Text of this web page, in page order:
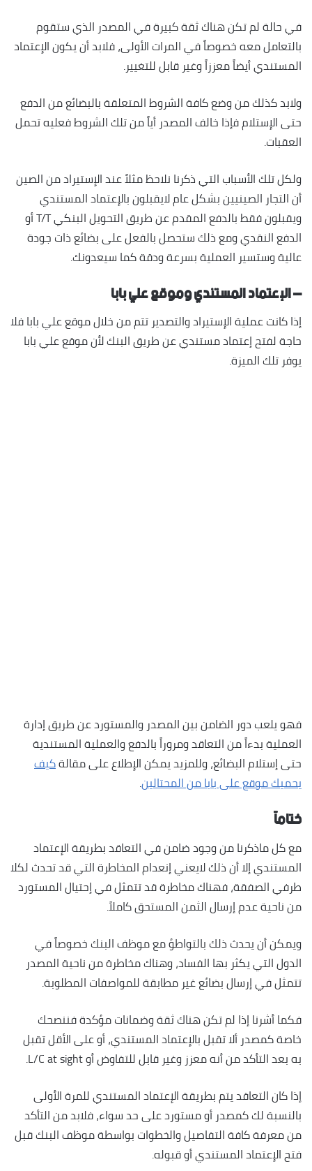
في حالة لم تكن هناك ثقة كبيرة في المصدر الذي ستقوم
بالتعامل معه خصوصاً في المرات الأولى، فلابد أن يكون الإعتماد
المستندي أيضاً معززاً وغير قابل للتغيير.
ولابد كذلك من وضع كافة الشروط المتعلقة بالبضائع من الدفع
حتى الإستلام فإذا خالف المصدر أياً من تلك الشروط فعليه تحمل
العقبات.
ولكل تلك الأسباب التي ذكرنا نلاحظ مثلاً عند الإستيراد من الصين
أن التجار الصينيين بشكل عام لايقبلون بالإعتماد المستندي
ويقبلون فقط بالدفع المقدم عن طريق التحويل البنكي T/T أو
الدفع النقدي ومع ذلك ستحصل بالفعل على بضائع ذات جودة
عالية وستسير العملية بسرعة ودقة كما سيعدونك.
– الإعتماد المستندي وموقع علي بابا
إذا كانت عملية الإستيراد والتصدير تتم من خلال موقع علي بابا فلا
حاجة لفتح إعتماد مستندي عن طريق البنك لأن موقع علي بابا
يوفر تلك الميزة.
فهو يلعب دور الضامن بين المصدر والمستورد عن طريق إدارة
العملية بدءاً من التعاقد ومروراً بالدفع والعملية المستندية
حتى إستلام البضائع، وللمزيد يمكن الإطلاع على مقالةكيف
يحميك موقع على بابا من المحتالين.
ختاماً
مع كل ماذكرنا من وجود ضامن في التعاقد بطريقة الإعتماد
المستندي إلا أن ذلك لايعني إنعدام المخاطرة التي قد تحدث لكلا
طرفي الصفقة، فهناك مخاطرة قد تتمثل في إحتيال المستورد
من ناحية عدم إرسال الثمن المستحق كاملاً.
ويمكن أن يحدث ذلك بالتواطؤ مع موظف البنك خصوصاً في
الدول التي يكثر بها الفساد، وهناك مخاطرة من ناحية المصدر
تتمثل في إرسال بضائع غير مطابقة للمواصفات المطلوبة.
فكما أشرنا إذا لم تكن هناك ثقة وضمانات مؤكدة فننصحك
خاصة كمصدر ألا تقبل بالإعتماد المستندي، أو على الأقل تقبل
به بعد التأكد من أنه معزز وغير قابل للتفاوض أو L/C at sight.
إذا كان التعاقد يتم بطريقة الإعتماد المستندي للمرة الأولى
بالنسبة لك كمصدر أو مستورد على حد سواء، فلابد من التأكد
من معرفة كافة التفاصيل والخطوات بواسطة موظف البنك قبل
فتح الإعتماد المستندي أو قبوله.